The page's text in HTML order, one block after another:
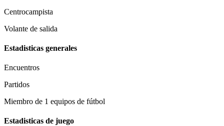
Centrocampista
Volante de salida
Estadisticas generales
Encuentros
Partidos
Miembro de 1 equipos de fútbol
Estadisticas de juego